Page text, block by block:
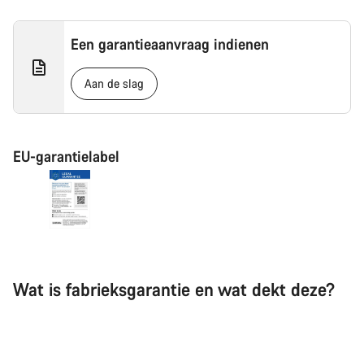
Een garantieaanvraag indienen
Aan de slag
EU-garantielabel
Wat is fabrieksgarantie en wat dekt deze?